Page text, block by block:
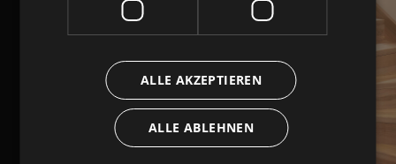
ALLE AKZEPTIEREN
ALLE ABLEHNEN